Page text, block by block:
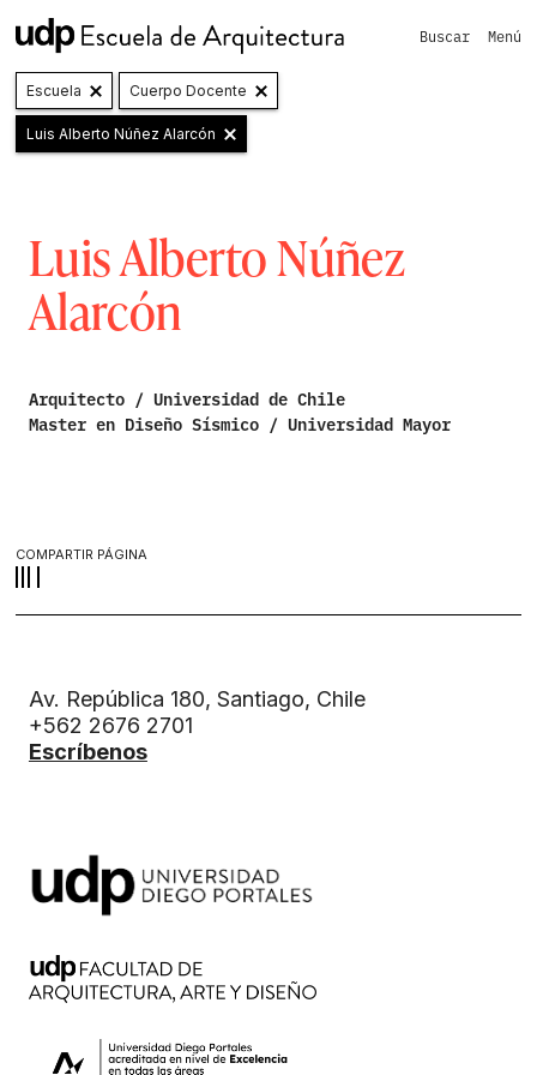
Buscar Menú
Escuela Cuerpo Docente
Luis Alberto Núñez Alarcón
Luis Alberto Núñez
Alarcón
Arquitecto / Universidad de Chile
Master en Diseño Sísmico / Universidad Mayor
COMPARTIR PÁGINA
Av. República 180, Santiago, Chile
+562 2676 2701
Escríbenos